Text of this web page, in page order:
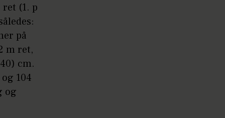
ret (1. p
på
m ret,
cm.
104
og